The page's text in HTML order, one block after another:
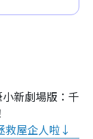
小新劇場版：千
救屋企人啦↓